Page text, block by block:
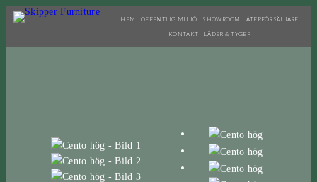
HEM OFFENTLIG MILJÖ SHOWROOM ÅTERFÖRSÄLJARE
KONTAKT LÄDER & TYGER